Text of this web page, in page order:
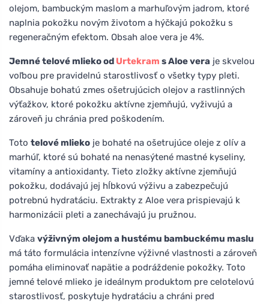
olejom, bambuckým maslom a marhuľovým jadrom, ktoré
naplnia pokožku novým životom a hýčkajú pokožku s
regeneračným efektom. Obsah aloe vera je 4%.
Jemné telové mlieko od Urtekram s Aloe vera je skvelou
voľbou pre pravidelnú starostlivosť o všetky typy pleti.
Obsahuje bohatú zmes ošetrujúcich olejov a rastlinných
výťažkov, ktoré pokožku aktívne zjemňujú, vyživujú a
zároveň ju chránia pred poškodením.
Toto telové mlieko je bohaté na ošetrujúce oleje z olív a
marhúľ, ktoré sú bohaté na nenasýtené mastné kyseliny,
vitamíny a antioxidanty. Tieto zložky aktívne zjemňujú
pokožku, dodávajú jej hĺbkovú výživu a zabezpečujú
potrebnú hydratáciu. Extrakty z Aloe vera prispievajú k
harmonizácii pleti a zanechávajú ju pružnou.
Vďaka výživným olejom a hustému bambuckému maslu
má táto formulácia intenzívne výživné vlastnosti a zároveň
pomáha eliminovať napätie a podráždenie pokožky. Toto
jemné telové mlieko je ideálnym produktom pre celotelovú
starostlivosť, poskytuje hydratáciu a chráni pred